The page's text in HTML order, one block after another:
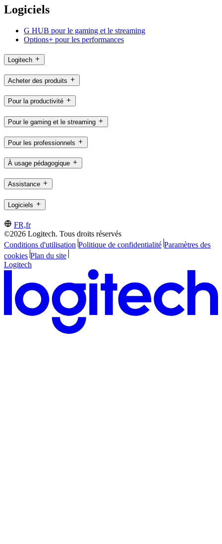
Logiciels
G HUB pour le gaming et le streaming
Options+ pour les performances
Logitech
Acheter des produits
Pour la productivité
Pour le gaming et le streaming
Pour les professionnels
À usage pédagogique
Assistance
Logiciels
FR,fr
©2026 Logitech. Tous droits réservés
Conditions d'utilisation Politique de confidentialité Paramètres des
cookies Plan du site
Logitech